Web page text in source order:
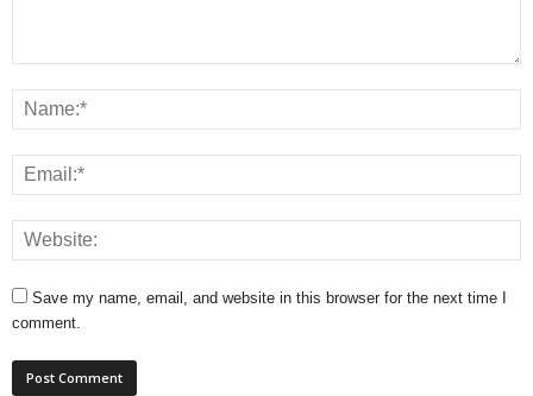
Save my name, email, and website in this browser for the next time I
comment.